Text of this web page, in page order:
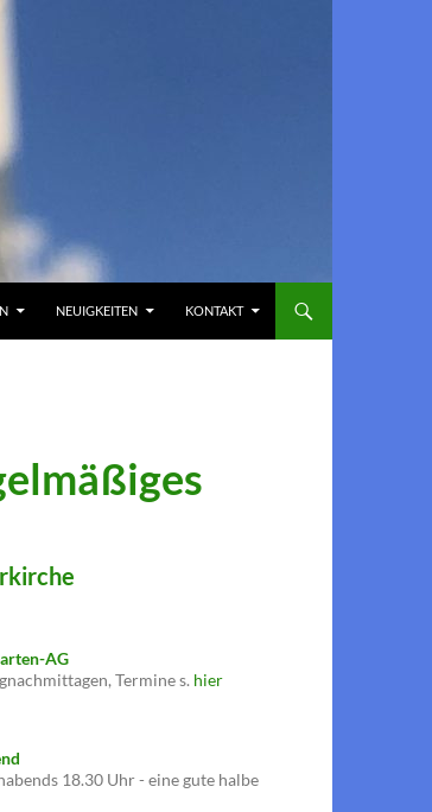
NEUIGKEITEN KONTAKT
AG
Termine s. hier
18.30 Uhr - eine gute halbe